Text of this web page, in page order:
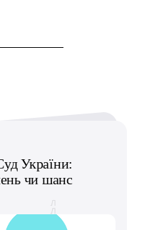
України:
чи шанс